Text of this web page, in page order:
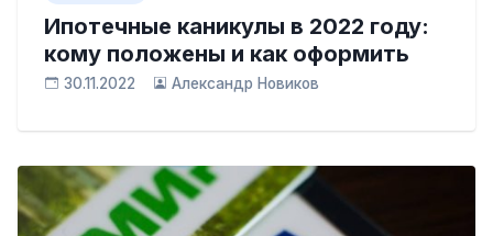
Ипотечные каникулы в 2022 году:
кому положены и как оформить
30.11.2022 Александр Новиков